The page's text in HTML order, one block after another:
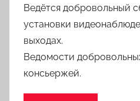
Ведётся добровольный
установки
выходах.
Ведомости
консьержей.